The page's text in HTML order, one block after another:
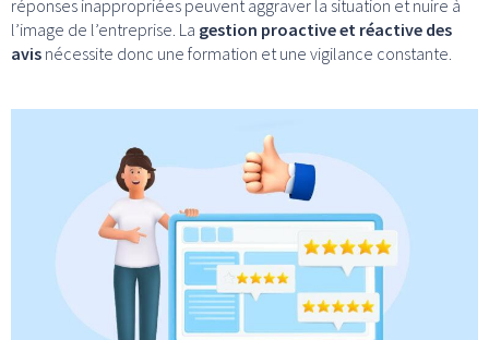
réponses inappropriées peuvent aggraver la situation et nuire à
l’image de l’entreprise. La gestion proactive et réactive des
avis nécessite donc une formation et une vigilance constante.